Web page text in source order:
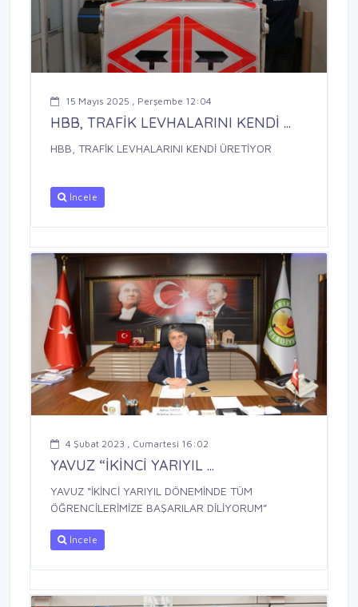
15 Mayıs 2025 , Perşembe 12:04
HBB, TRAFİK LEVHALARINI KENDİ ...
HBB, TRAFİK LEVHALARINI KENDİ ÜRETİYOR
İncele
4 Şubat 2023 , Cumartesi 16:02
YAVUZ “İKİNCİ YARIYIL ...
YAVUZ “İKİNCİ YARIYIL DÖNEMİNDE TÜM
ÖĞRENCİLERİMİZE BAŞARILAR DİLİYORUM”
İncele